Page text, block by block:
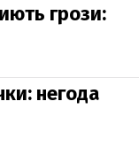
грози:
негода